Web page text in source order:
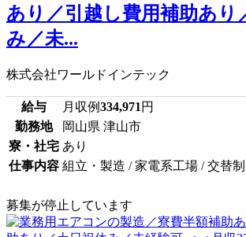
あり／引越し費用補助あり
み／未...
株式会社ワールドインテック
給与 月収例334,971 円
勤務地
岡山県 津山市
寮・社宅 あり
仕事内容 組立・製造 / 家電系工場 / 交替制
募集が停止しています